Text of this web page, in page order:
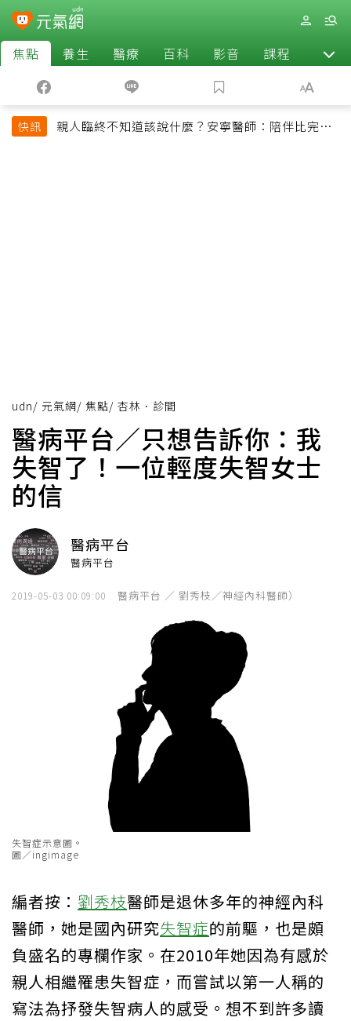
焦點 養生 醫療 百科 影音 課程 退休
快訊
親人臨終不知道該說什麼？安寧醫師：陪伴比完美
udn/ 元氣網/ 焦點/ 杏林．診間
醫病平台／只想告訴你：我
失智了！一位輕度失智女士
的信
醫病平台
醫病平台
2019-05-03 00:09:00 醫病平台 ／ 劉秀枝／神經內科醫師）
失智症示意圖。
圖／ingimage
編者按： 劉秀枝醫師是退休多年的神經內科
醫師，她是國內研究失智症的前驅，也是頗
負盛名的專欄作家。在2010年她因為有感於
親人相繼罹患失智症，而嘗試以第一人稱的
寫法為抒發失智病人的感受。想不到許多讀